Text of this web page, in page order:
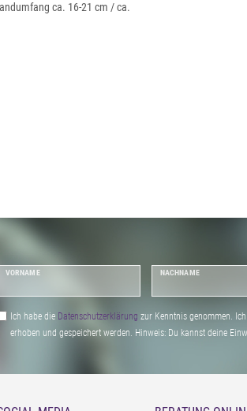
ca. 16-21 cm / ca.
VORNAME NACHNAME
Ich habe die Daten­schutz­erklärung zur Kenntnis genommen.
erhoben und gespeichert werden. Hinweis: Du kannst deine